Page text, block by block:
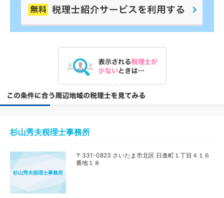
杉山秀夫税理士事務所
杉山秀夫税理士事務所
〒331-0823 さいたま市北区 日進町１丁目４１６
番地１８